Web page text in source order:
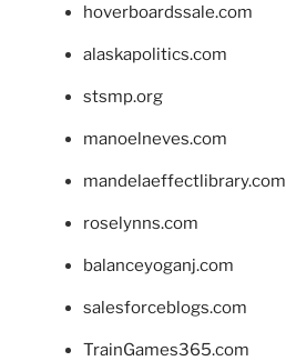
hoverboardssale.com
alaskapolitics.com
stsmp.org
manoelneves.com
mandelaeffectlibrary.com
roselynns.com
balanceyoganj.com
salesforceblogs.com
TrainGames365.com